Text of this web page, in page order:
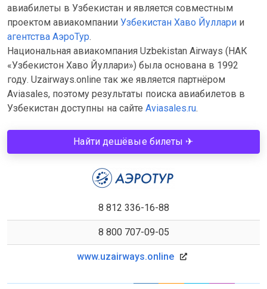
авиабилеты в Узбекистан и является совместным
проектом авиакомпании Узбекистан Хаво Йуллари и
агентства АэроТур.
Национальная авиакомпания Uzbekistan Airways (НАК
«Узбекистон Хаво Йуллари») была основана в 1992
году. Uzairways.online так же является партнёром
Aviasales, поэтому результаты поиска авиабилетов в
Узбекистан доступны на сайте Aviasales.ru.
Найти дешёвые билеты ✈
8 812 336-16-88
8 800 707-09-05
www.uzairways.online